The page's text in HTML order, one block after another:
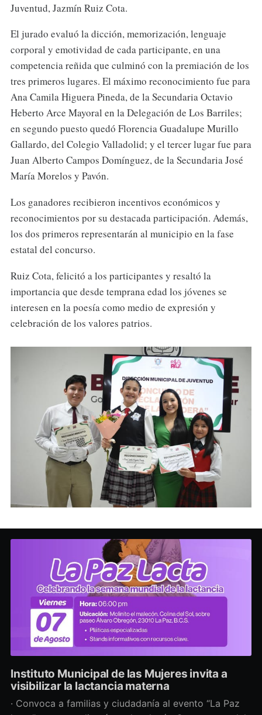
Juventud, Jazmín Ruiz Cota.
El jurado evaluó la dicción, memorización, lenguaje
corporal y emotividad de cada participante, en una
competencia reñida que culminó con la premiación de los
tres primeros lugares. El máximo reconocimiento fue para
Ana Camila Higuera Pineda, de la Secundaria Octavio
Heberto Arce Mayoral en la Delegación de Los Barriles;
en segundo puesto quedó Florencia Guadalupe Murillo
Gallardo, del Colegio Valladolid; y el tercer lugar fue para
Juan Alberto Campos Domínguez, de la Secundaria José
María Morelos y Pavón.
Los ganadores recibieron incentivos económicos y
reconocimientos por su destacada participación. Además,
los dos primeros representarán al municipio en la fase
estatal del concurso.
Ruiz Cota, felicitó a los participantes y resaltó la
importancia que desde temprana edad los jóvenes se
interesen en la poesía como medio de expresión y
celebración de los valores patrios.
Instituto Municipal de las Mujeres invita a
visibilizar la lactancia materna
· Convoca a familias y ciudadanía al evento “La Paz